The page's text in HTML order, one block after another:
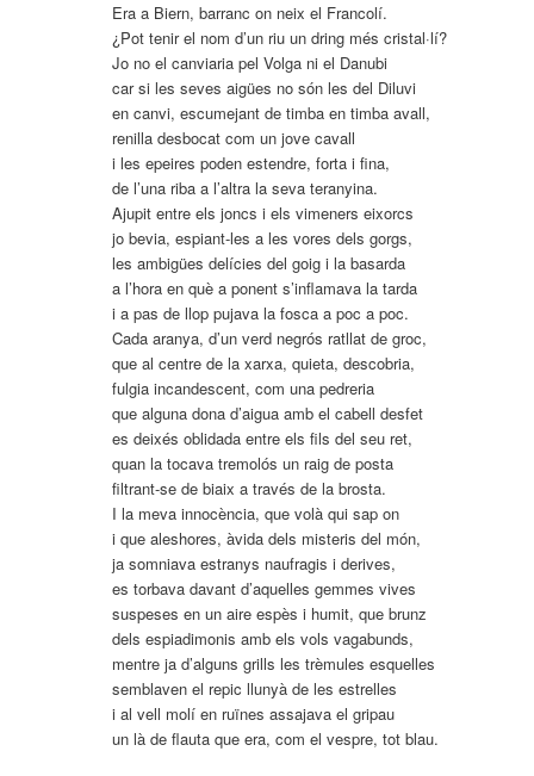
Era a Biern, barranc on neix el Francolí.
¿Pot tenir el nom d’un riu un dring més cristal·lí?
Jo no el canviaria pel Volga ni el Danubi
car si les seves aigües no són les del Diluvi
en canvi, escumejant de timba en timba avall,
renilla desbocat com un jove cavall
i les epeires poden estendre, forta i fina,
de l’una riba a l’altra la seva teranyina.
Ajupit entre els joncs i els vimeners eixorcs
jo bevia, espiant-les a les vores dels gorgs,
les ambigües delícies del goig i la basarda
a l’hora en què a ponent s’inflamava la tarda
i a pas de llop pujava la fosca a poc a poc.
Cada aranya, d’un verd negrós ratllat de groc,
que al centre de la xarxa, quieta, descobria,
fulgia incandescent, com una pedreria
que alguna dona d’aigua amb el cabell desfet
es deixés oblidada entre els fils del seu ret,
quan la tocava tremolós un raig de posta
filtrant-se de biaix a través de la brosta.
I la meva innocència, que volà qui sap on
i que aleshores, àvida dels misteris del món,
ja somniava estranys naufragis i derives,
es torbava davant d’aquelles gemmes vives
suspeses en un aire espès i humit, que brunz
dels espiadimonis amb els vols vagabunds,
mentre ja d’alguns grills les trèmules esquelles
semblaven el repic llunyà de les estrelles
i al vell molí en ruïnes assajava el gripau
un là de flauta que era, com el vespre, tot blau.